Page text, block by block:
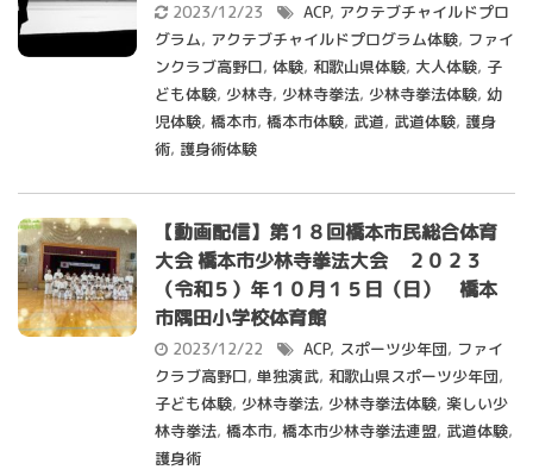
2023/12/23 ACP, アクテブチャイルドプロ
グラム, アクテブチャイルドプログラム体験, ファイ
ンクラブ高野口, 体験, 和歌山県体験, 大人体験, 子
ども体験, 少林寺, 少林寺拳法, 少林寺拳法体験, 幼
児体験, 橋本市, 橋本市体験, 武道, 武道体験, 護身
術, 護身術体験
【動画配信】第１８回橋本市民総合体育
大会 橋本市少林寺拳法大会 ２０２３
（令和５）年１０月１５日（日） 橋本
市隅田小学校体育館
2023/12/22 ACP, スポーツ少年団, ファイ
クラブ高野口, 単独演武, 和歌山県スポーツ少年団,
子ども体験, 少林寺拳法, 少林寺拳法体験, 楽しい少
林寺拳法, 橋本市, 橋本市少林寺拳法連盟, 武道体験,
護身術